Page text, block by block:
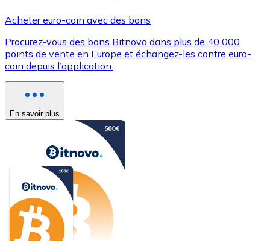
Acheter euro-coin avec des bons
Procurez-vous des bons Bitnovo dans plus de 40 000
points de vente en Europe et échangez-les contre euro-
coin depuis l’application.
En savoir plus